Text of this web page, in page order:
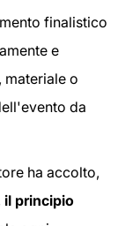
finalistico
e
o
da
ha accolto,
il principio